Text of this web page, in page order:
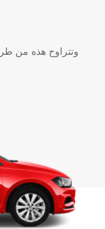
وتتراوح هذه من